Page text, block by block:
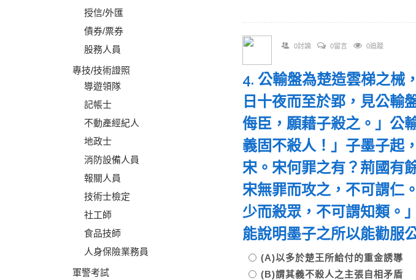
授信/外匯
債券/票券
股務人員
專技/技術證照
導遊領隊
記帳士
不動產經紀人
地政士
消防設備人員
報關人員
技術士檢定
社工師
食品技師
人身保險業務員
軍警考試
0討論 0留言 0追蹤
4. 公輸盤為楚造雲梯之械
日十夜而至於郢，見公輸
侮臣，願藉子殺之。」公
義固不殺人！」子墨子起
宋。宋何罪之有？荊國有
宋無罪而攻之，不可謂仁
少而殺眾，不可謂知類。
能說明墨子之所以能勸服
(A)以多於楚王所給付的重金誘導
(B)謂其義不殺人之主張自相矛盾